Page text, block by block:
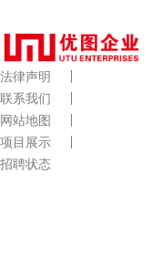
法律声明
联系我们
网站地图
项目展示
招聘状态